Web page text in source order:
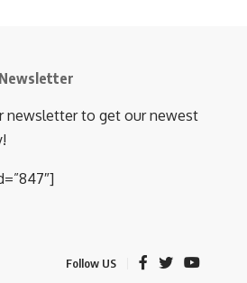
newsletter to get our newest
Follow US